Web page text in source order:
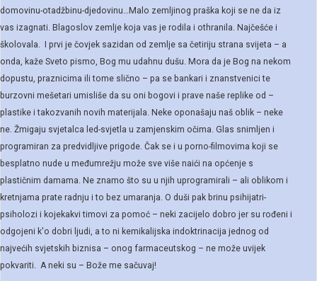
domovinu-otadžbinu-djedovinu…Malo zemljinog praška koji se ne da iz
vas izagnati. Blagoslov zemlje koja vas je rodila i othranila. Najčešće i
školovala. I prvi je čovjek sazidan od zemlje sa četiriju strana svijeta – a
onda, kaže Sveto pismo, Bog mu udahnu dušu. Mora da je Bog na nekom
dopustu, praznicima ili tome slično – pa se bankari i znanstvenici te
burzovni mešetari umisliše da su oni bogovi i prave naše replike od –
plastike i takozvanih novih materijala. Neke oponašaju naš oblik – neke
ne. Žmigaju svjetalca led-svjetla u zamjenskim očima. Glas snimljen i
programiran za predvidljive prigode. Čak se i u porno-filmovima koji se
besplatno nude u međumrežju može sve više naići na općenje s
plastičnim damama. Ne znamo što su u njih uprogramirali – ali oblikom i
kretnjama prate radnju i to bez umaranja. O duši pak brinu psihijatri-
psiholozi i kojekakvi timovi za pomoć – neki zacijelo dobro jer su rođeni i
odgojeni k'o dobri ljudi, a to ni kemikalijska indoktrinacija jednog od
najvećih svjetskih biznisa – onog farmaceutskog – ne može uvijek
pokvariti. A neki su – Bože me sačuvaj!